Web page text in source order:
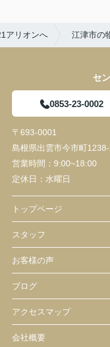
アリオンへ 江津市の
セ
0853-23-0002
〒693-0001
島根県出雲市今市町
営業時間： 9:00~18:00
定休日： 水曜日
トップページ
スタッフ
お客様の声
ブログ
アクセスマップ
会社概要